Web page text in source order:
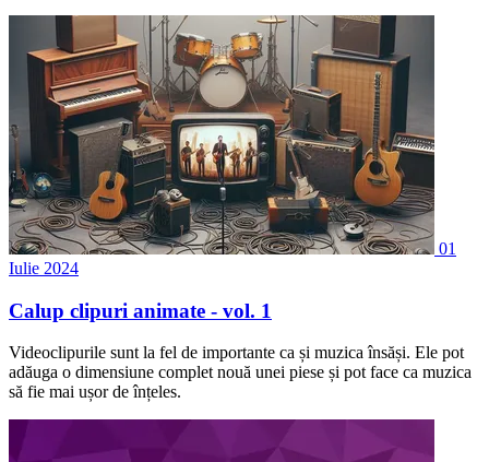
01
Iulie 2024
Calup clipuri animate - vol. 1
Videoclipurile sunt la fel de importante ca și muzica însăși. Ele pot
adăuga o dimensiune complet nouă unei piese și pot face ca muzica
să fie mai ușor de înțeles.